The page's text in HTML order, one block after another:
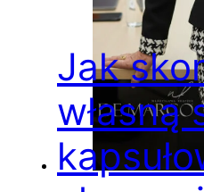
Jak
własną